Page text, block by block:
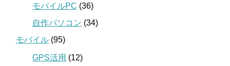
モバイルPC (36)
自作パソコン (34)
モバイル (95)
GPS活用 (12)